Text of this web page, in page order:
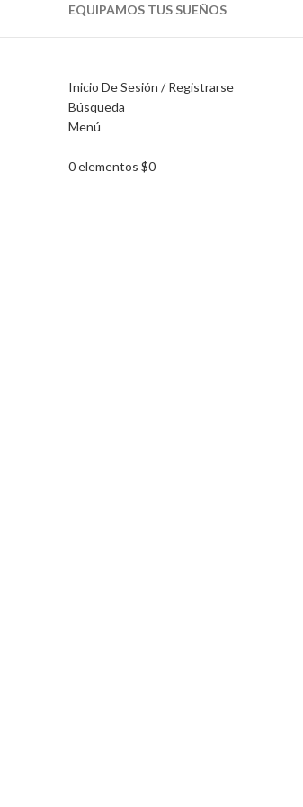
EQUIPAMOS TUS SUEÑOS
Inicio De Sesión / Registrarse
Búsqueda
Menú
0elementos $0
Haga Click para agrandar